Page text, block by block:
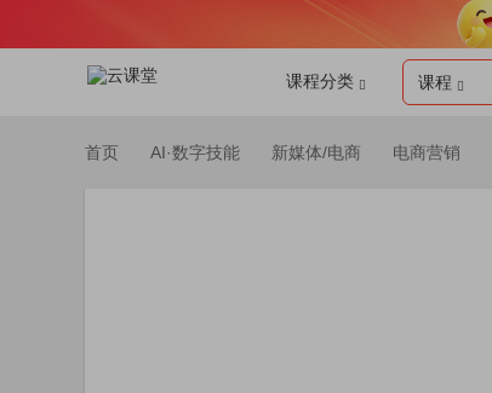
课程分类 课程
首页 AI·数字技能 新媒体/电商 电商营销